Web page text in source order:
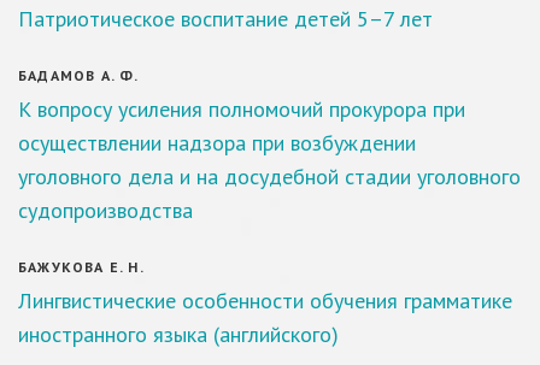
Патриотическое воспитание детей 5–7 лет
БАДАМОВ А. Ф.
К вопросу усиления полномочий прокурора при
осуществлении надзора при возбуждении
уголовного дела и на досудебной стадии уголовного
судопроизводства
БАЖУКОВА Е. Н.
Лингвистические особенности обучения грамматике
иностранного языка (английского)